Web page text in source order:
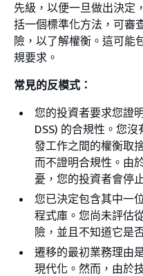
先級，以便一旦做出決定
括一個標準化方法，可審
險，以了解權衡。這可能
規要求。
常見的反模式：
您的投資者要求您證
DSS) 的合規性。您
發工作之間的權衡取
而不證明合規性。由
憂，您的投資者會停
您已決定包含其中一
程式庫。您尚未評估
險，並且不知道它是
遷移的最初業務理由
現代化。然而，由於